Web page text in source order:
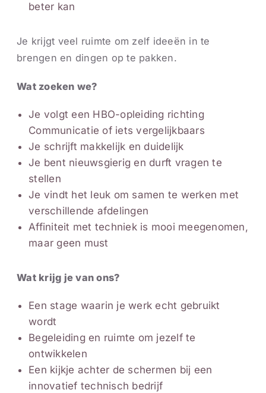
beter kan
Je krijgt veel ruimte om zelf ideeën in te
brengen en dingen op te pakken.
Wat zoeken we?
Je volgt een HBO-opleiding richting
Communicatie of iets vergelijkbaars
Je schrijft makkelijk en duidelijk
Je bent nieuwsgierig en durft vragen te
stellen
Je vindt het leuk om samen te werken met
verschillende afdelingen
Affiniteit met techniek is mooi meegenomen,
maar geen must
Wat krijg je van ons?
Een stage waarin je werk echt gebruikt
wordt
Begeleiding en ruimte om jezelf te
ontwikkelen
Een kijkje achter de schermen bij een
innovatief technisch bedrijf